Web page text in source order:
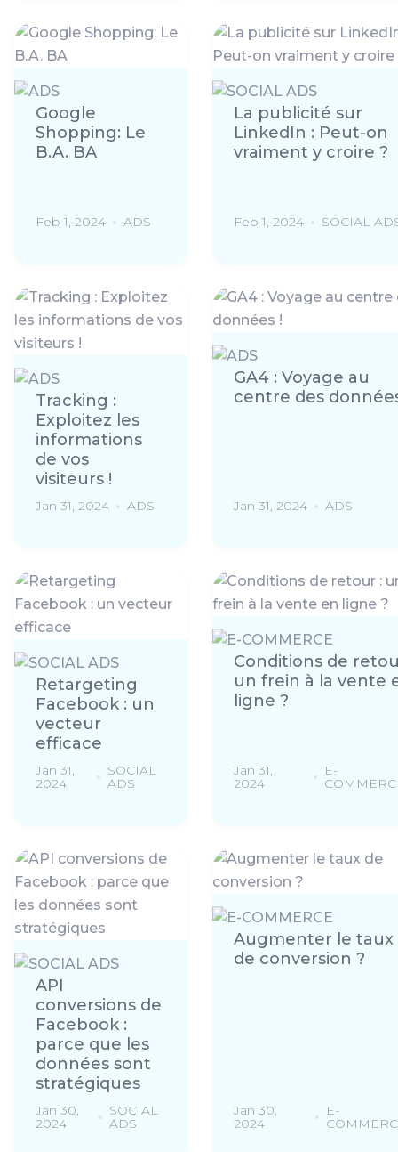
Google
Shopping: Le
B.A. BA
Feb 1, 2024 ADS
La publicité sur
LinkedIn : Peut-on
vraiment y croire ?
Feb 1, 2024 SOCIAL
Tracking :
Exploitez les
informations
de vos
visiteurs !
Jan 31, 2024 ADS
GA4 : Voyage au
centre des
Jan 31, 2024 ADS
Retargeting
Facebook : un
vecteur
efficace
Jan 31,
2024
SOCIAL
ADS
Conditions de
un frein à la vente
ligne ?
Jan 31,
2024
E-
API
conversions de
Facebook :
parce que les
données sont
stratégiques
Jan 30,
2024
SOCIAL
ADS
Augmenter le taux
de conversion ?
Jan 30,
2024
E-